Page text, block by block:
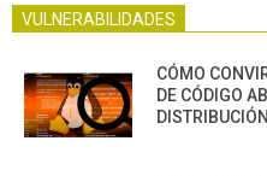
VULNERABILIDADES
CÓMO
DE CÓDIGO